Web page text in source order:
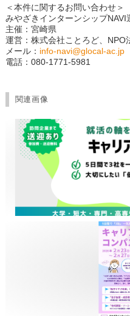
＜本件に関するお問い合わせ＞
みやざきインターンシップNAVI
主催：宮崎県
運営：株式会社ことろど、NPO
メール： info-navi@glocal-ac.jp
電話：080-1771-5981
関連画像